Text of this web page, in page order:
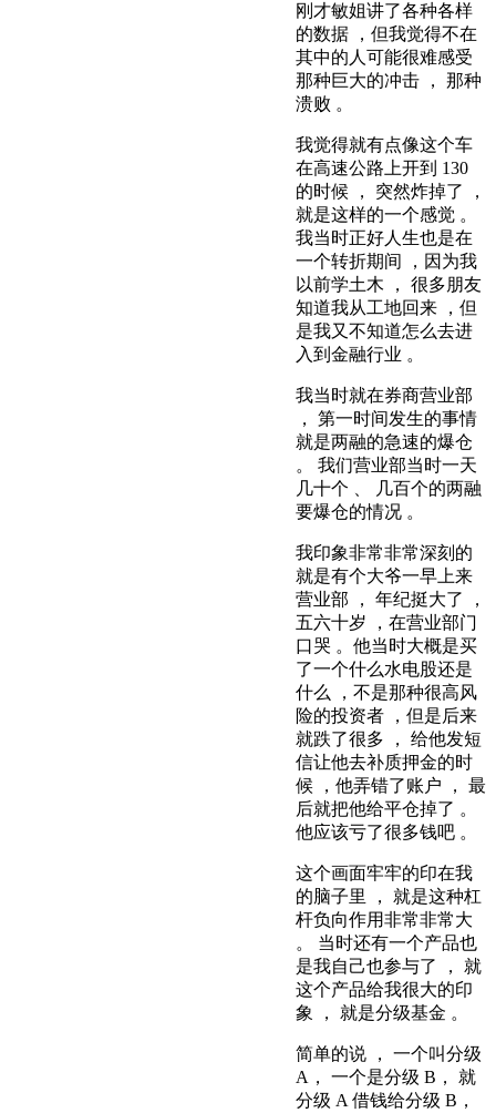
刚才敏姐讲了各种各样
的数据 ，但我觉得不在
其中的人可能很难感受
那种巨大的冲击 ， 那种
溃败 。
我觉得就有点像这个车
在高速公路上开到 130
的时候 ， 突然炸掉了 ，
就是这样的一个感觉 。
我当时正好人生也是在
一个转折期间 ，因为我
以前学土木 ， 很多朋友
知道我从工地回来 ，但
是我又不知道怎么去进
入到金融行业 。
我当时就在券商营业部
， 第一时间发生的事情
就是两融的急速的爆仓
。 我们营业部当时一天
几十个 、 几百个的两融
要爆仓的情况 。
我印象非常非常深刻的
就是有个大爷一早上来
营业部 ， 年纪挺大了 ，
五六十岁 ，在营业部门
口哭 。他当时大概是买
了一个什么水电股还是
什么 ，不是那种很高风
险的投资者 ，但是后来
就跌了很多 ， 给他发短
信让他去补质押金的时
候 ，他弄错了账户 ， 最
后就把他给平仓掉了 。
他应该亏了很多钱吧 。
这个画面牢牢的印在我
的脑子里 ， 就是这种杠
杆负向作用非常非常大
。 当时还有一个产品也
是我自己也参与了 ， 就
这个产品给我很大的印
象 ， 就是分级基金 。
简单的说 ， 一个叫分级
A， 一个是分级 B， 就
分级 A 借钱给分级 B，